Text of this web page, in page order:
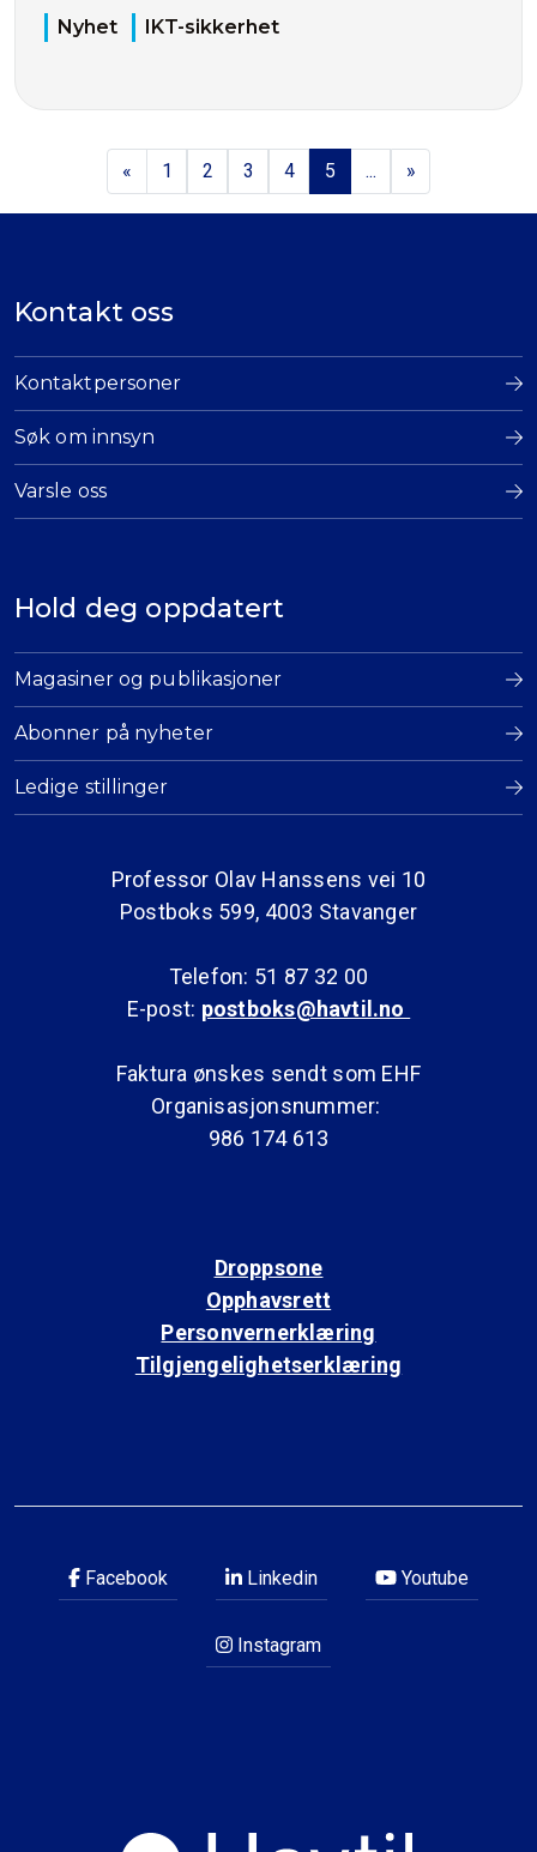
Nyhet
IKT-sikkerhet
« 1 2 3 4 5 ... »
Kontakt oss
Kontaktpersoner
Søk om innsyn
Varsle oss
Hold deg oppdatert
Magasiner og publikasjoner
Abonner på nyheter
Ledige stillinger
Professor Olav Hanssens vei 10
Postboks 599, 4003 Stavanger
Telefon: 51 87 32 00
E-post: postboks@havtil.no
Faktura ønskes sendt som EHF
Organisasjonsnummer:
986 174 613
Droppsone
Opphavsrett
Personvernerklæring
Tilgjengelighetserklæring
Facebook Linkedin Youtube
Instagram